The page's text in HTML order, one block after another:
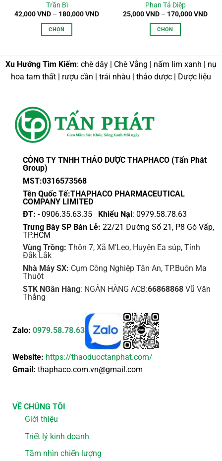
Trần Bì
42,000VND – 180,000VNDKhoảng
CHỌN
này
có
nhiều
chọn
thể
chọn
trang
phẩm
Phan Tả Diệp
25,000VND – 170,000VND
CHỌN
này
nhiều
thể
được
trang
phẩm
Xu Hướng Tìm Kiếm: chè dây | Chè Vằng | nấm lim xanh | nụ
hoa tam thất | rượu cần | trái nhàu | thảo dược | Dược liệu
CÔNG TY TNHH THẢO DƯỢC THAPHACO (Tấn Phát
Group)
MST:0316573568
Tên Quốc Tế:THAPHACO PHARMACEUTICAL
COMPANY LIMITED
ĐT: - 0906.35.63.35 Khiếu Nại: 0979.58.78.63
Trưng Bày SP Bán Lẻ: 22/21 Đường Số 21, P8 Gò Vấp,
TP.HCM
Vùng Trồng: Thôn 7, Xã M'Leo, Huyện Ea súp, Tỉnh
Đắk Lắk
Nhà Máy SX: Cụm Công Nghiệp Tân An, TP.Buôn Ma
Thuột
STK NGân Hàng: NGÂN HÀNG ACB:66868868Vũ Văn
Thắng
Zalo: 0979.58.78.63
Website: https://thaoduoctanphat.com/
Gmail: thaphaco.com.vn@gmail.com
VỀ CHÚNG TÔI
Giới thiệu
Triết lý kinh doanh
Tầm nhìn chiến lượng